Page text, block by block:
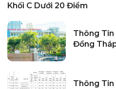
Khối C Dưới 20 Điểm
Thông Tin
Đồng
Thông Tin